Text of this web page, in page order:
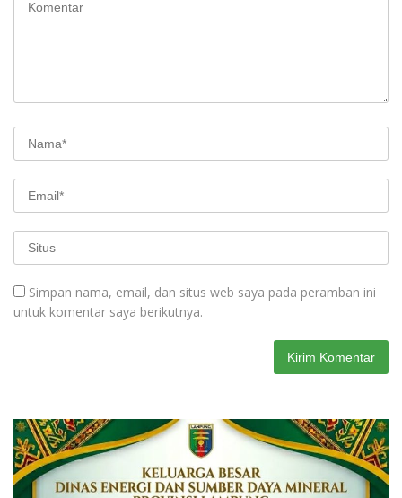
Simpan nama, email, dan situs web saya pada peramban ini
untuk komentar saya berikutnya.